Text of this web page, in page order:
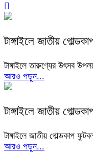
টাঙ্গাইলে জাতীয়
টাঙ্গাইলে তারুণ্যের উৎসব
আরও পড়ুন...
টাঙ্গাইলে জাতীয়
টাঙ্গাইলে জাতীয় গোল্ডকাপ
আরও পড়ুন...